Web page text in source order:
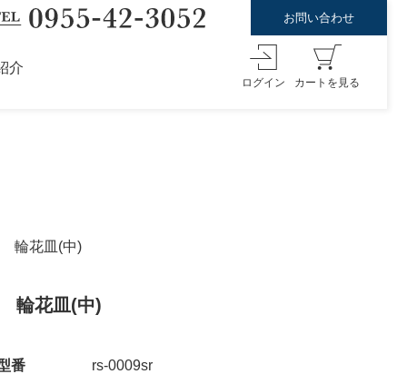
お問い合わせ
介
ログイン カートを見る
輪花皿(中)
輪花皿(中)
番 rs-0009sr